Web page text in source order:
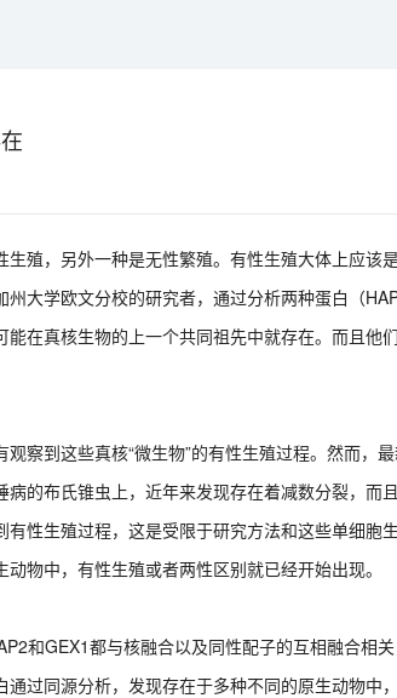
殖，另外一种是无性繁殖。有性生殖大体上应该
大学欧文分校的研究者，通过分析两种蛋白（
在真核生物的上一个共同祖先中就存在。而且他
察到这些真核“微生物”的有性生殖过程。然而，
的布氏锥虫上，近年来发现存在着减数分裂，而
性生殖过程，这是受限于研究方法和这些单细胞
物中，有性生殖或者两性区别就已经开始出现。
和GEX1都与核融合以及同性配子的互相融合相
过同源分析，发现存在于多种不同的原生动物中